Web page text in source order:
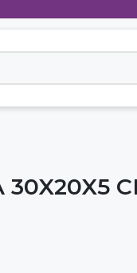
30X20X5